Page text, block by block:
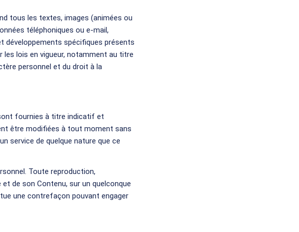
tous les textes, images (animées ou
téléphoniques ou e-mail,
développements spécifiques présents
les lois en vigueur, notamment au titre
personnel et du droit à la
fournies à titre indicatif et
être modifiées à tout moment sans
service de quelque nature que ce
Toute reproduction,
de son Contenu, sur un quelconque
une contrefaçon pouvant engager